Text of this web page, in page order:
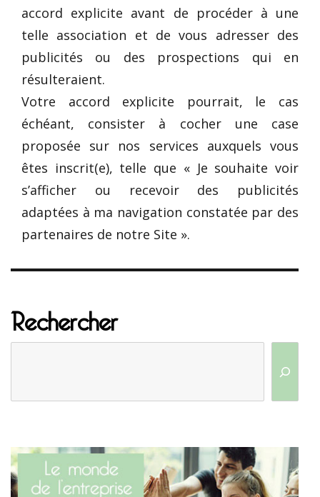
accord explicite avant de procéder à une
telle association et de vous adresser des
publicités ou des prospections qui en
résulteraient.
Votre accord explicite pourrait, le cas
échéant, consister à cocher une case
proposée sur nos services auxquels vous
êtes inscrit(e), telle que « Je souhaite voir
s’afficher ou recevoir des publicités
adaptées à ma navigation constatée par des
partenaires de notre Site ».
Rechercher